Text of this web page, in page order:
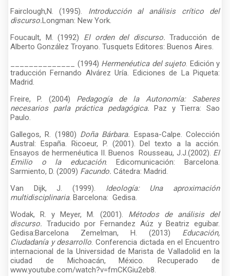
Fairclough,N. (1995). Introducción al análisis crítico del
discurso.Longman: New York.
Foucault, M. (1992) El orden del discurso.Traducción de
Alberto González Troyano. Tusquets Editores: Buenos Aires.
______________ (1994) Hermenéutica del sujeto. Edición y
traducción Fernando Alvárez Uría. Ediciones de La Piqueta:
Madrid.
Freire, P. (2004) Pedagogía de la Autonomía: Saberes
necesarios parla práctica pedagógica. Paz y Tierra: Sao
Paulo.
Gallegos, R. (1980) Doña Bárbara.
Espasa-Calpe. Colección
Austral: España. Ricoeur, P. (2001). Del texto a la acción.
Ensayos de hermenéutica II. Buenos Rousseau, J.J.(2002). El
Emilio o la educación. Edicomunicación: Barcelona.
Sarmiento, D. (2009) Facundo. Cátedra: Madrid.
Van Dijk, J. (1999). Ideología: Una aproximación
multidisciplinaria. Barcelona: Gedisa.
Wodak, R. y Meyer, M. (2001). Métodos de análisis del
discurso. Traducido por Fernandez Aúz y Beatriz eguibar.
Gedisa:Barcelona Zemelman, H. (2013) Educación,
Ciudadanía y desarrollo. Conferencia dictada en el Encuentro
internacional de la Universidad de Marista de Valladolid en la
ciudad de Michoacán, México. Recuperado de
www.youtube.com/watch?v=fmCKGiu2eb8.